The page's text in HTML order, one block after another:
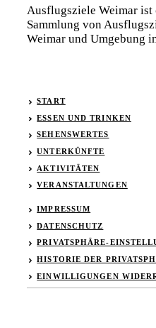
Ausflugsziele Weimar
Sammlung von
Weimar und Umgebung
START
ESSEN UND TRINKEN
SEHENSWERTES
UNTERKÜNFTE
AKTIVITÄTEN
VERANSTALTUNGEN
IMPRESSUM
DATENSCHUTZ
PRIVATSPHÄRE-
HISTORIE DER
EINWILLIGUNGEN